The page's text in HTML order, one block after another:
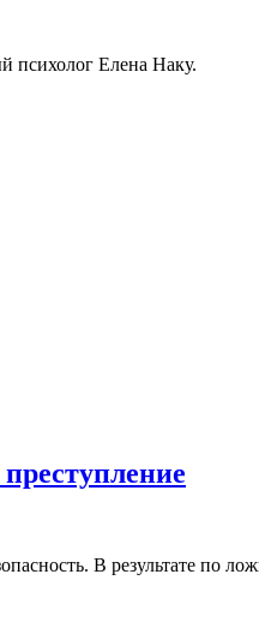
психолог Елена Наку.
В результате по